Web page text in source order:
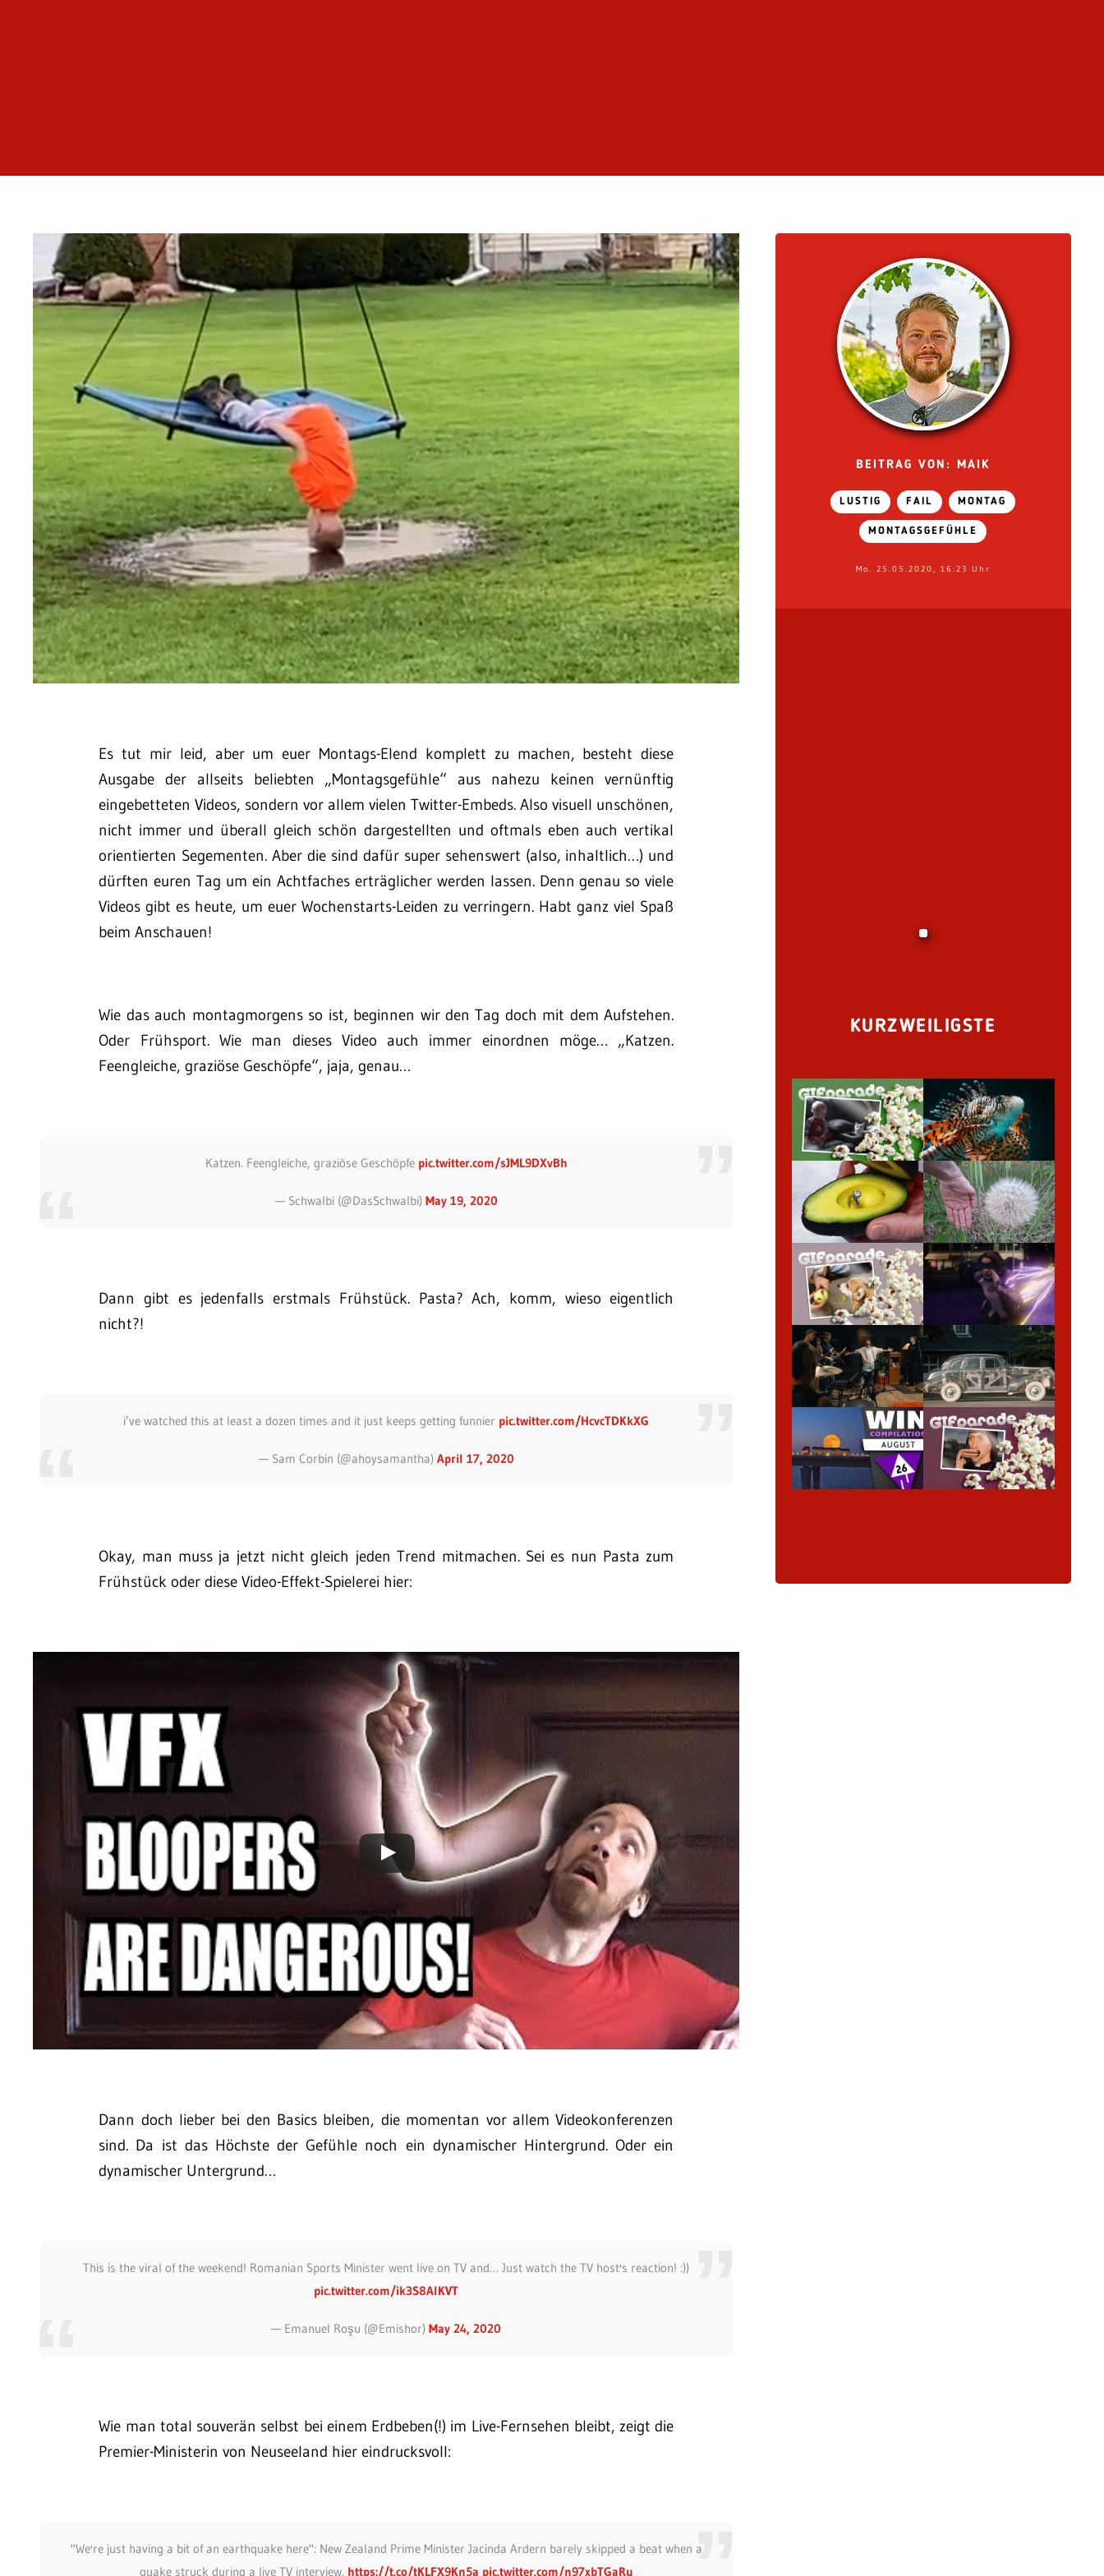
Es tut mir leid, aber um euer Montags-Elend komplett zu machen, besteht diese
Ausgabe der allseits beliebten „Montagsgefühle“ aus nahezu keinen vernünftig
eingebetteten Videos, sondern vor allem vielen Twitter-Embeds. Also visuell unschönen,
nicht immer und überall gleich schön dargestellten und oftmals eben auch vertikal
orientierten Segementen. Aber die sind dafür super sehenswert (also, inhaltlich…) und
dürften euren Tag um ein Achtfaches erträglicher werden lassen. Denn genau so viele
Videos gibt es heute, um euer Wochenstarts-Leiden zu verringern. Habt ganz viel Spaß
beim Anschauen!
Wie das auch montagmorgens so ist, beginnen wir den Tag doch mit dem Aufstehen.
Oder Frühsport. Wie man dieses Video auch immer einordnen möge… „Katzen.
Feengleiche, graziöse Geschöpfe“, jaja, genau…
Katzen. Feengleiche, graziöse Geschöpfe pic.twitter.com/sJML9DXvBh
— Schwalbi (@DasSchwalbi) May 19, 2020
Dann gibt es jedenfalls erstmals Frühstück. Pasta? Ach, komm, wieso eigentlich
nicht?!
i’ve watched this at least a dozen times and it just keeps getting funnier pic.twitter.com/HcvcTDKkXG
— Sam Corbin (@ahoysamantha) April 17, 2020
Okay, man muss ja jetzt nicht gleich jeden Trend mitmachen. Sei es nun Pasta zum
Frühstück oder diese Video-Effekt-Spielerei hier:
Dann doch lieber bei den Basics bleiben, die momentan vor allem Videokonferenzen
sind. Da ist das Höchste der Gefühle noch ein dynamischer Hintergrund. Oder ein
dynamischer Untergrund…
This is the viral of the weekend! Romanian Sports Minister went live on TV and… Just watch the TV host's reaction! :))
pic.twitter.com/ik3S8AlKVT
— Emanuel Roşu (@Emishor)May 24, 2020
Wie man total souverän selbst bei einem Erdbeben(!) im Live-Fernsehen bleibt, zeigt die
Premier-Ministerin von Neuseeland hier eindrucksvoll:
"We're just having a bit of an earthquake here": New Zealand Prime Minister Jacinda Ardern barely skipped a beat when a
quake struck during a live TV interview. https://t.co/tKLFX9Kn5a pic.twitter.com/n97xbTGaRu
BEITRAG VON: MAIK
LUSTIG FAIL MONTAG
MONTAGSGEFÜHLE
Mo. 25.05.2020, 16:23 Uhr
KURZWEILIGSTE